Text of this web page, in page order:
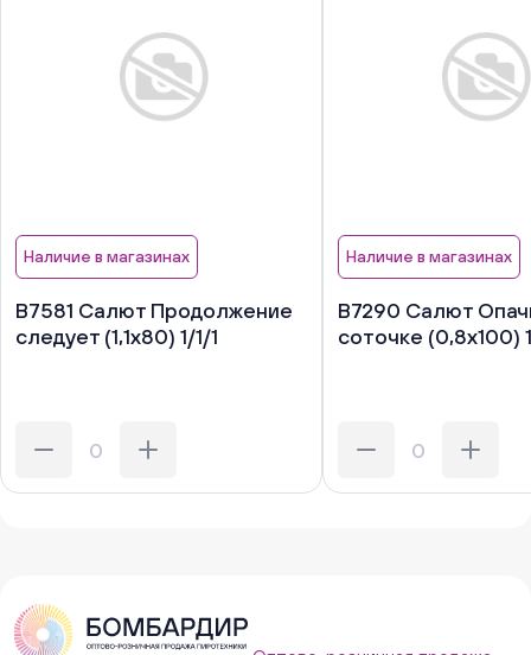
Наличие в магазинах
В7581 Салют Продолжение
следует (1,1х80) 1/1/1
Наличие в магазинах
В7290 Салют
соточке (0,8х100)